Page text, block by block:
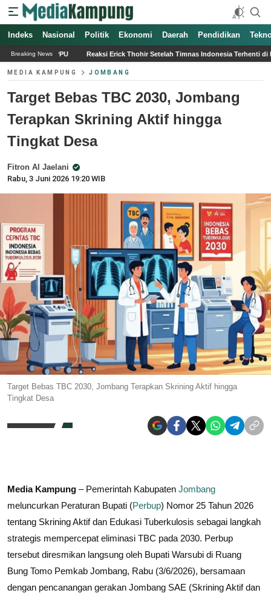
Indeks Nasional Politik Ekonomi Daerah Pendidikan
Breaking News
Erick Thohir Setelah Timnas Indonesia Terhenti di Fase Grup Piala AFF 2026
MEDIA KAMPUNG JOMBANG
Target Bebas TBC 2030, Jombang
Terapkan Skrining Aktif hingga
Tingkat Desa
Fitron Al Jaelani
Rabu, 3 Juni 2026 19:20 WIB
Target Bebas TBC 2030, Jombang Terapkan Skrining Aktif hingga
Tingkat Desa
Media Kampung – Pemerintah Kabupaten Jombang
meluncurkan Peraturan Bupati (Perbup) Nomor 25 Tahun 2026
tentang Skrining Aktif dan Edukasi Tuberkulosis sebagai langkah
strategis mempercepat eliminasi TBC pada 2030. Perbup
tersebut diresmikan langsung oleh Bupati Warsubi di Ruang
Bung Tomo Pemkab Jombang, Rabu (3/6/2026), bersamaan
dengan pencanangan gerakan Jombang SAE (Skrining Aktif dan